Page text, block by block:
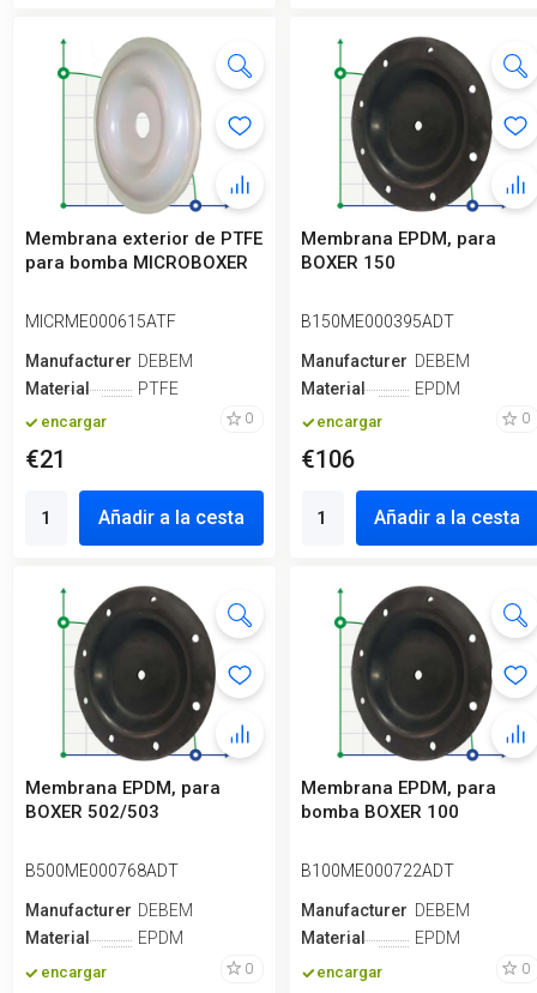
Membrana exterior de PTFE
para bomba MICROBOXER
MICRME000615ATF
ManufactureroDEBEM
Material
PTFE
encargar 0
€21
Añadir a la cesta
Membrana EPDM, para
BOXER 150
B150ME000395ADT
ManufactureroDEBEM
Material
EPDM
encargar 0
€106
Añadir a la cesta
Membrana EPDM, para
BOXER 502/503
B500ME000768ADT
ManufactureroDEBEM
Material
EPDM
encargar 0
Membrana EPDM, para
bomba BOXER 100
B100ME000722ADT
ManufactureroDEBEM
Material
EPDM
encargar 0